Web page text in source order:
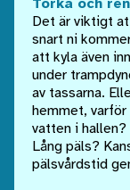
Torka och
Det är viktigt
snart ni
att kyla även
under
av tassarna.
hemmet,
vatten i
Lång päls?
pälsvårdstid